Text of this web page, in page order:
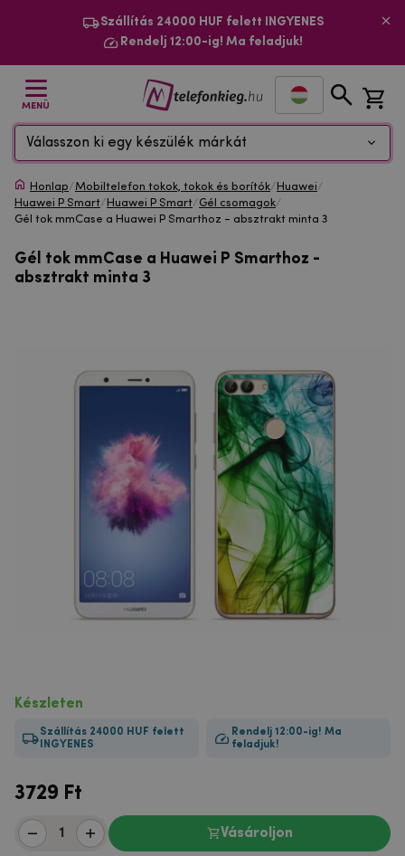
Szállítás 24000 HUF felett INGYENES
Rendelj 12:00-ig! Ma feladjuk!
MENÜ
Válasszon ki egy készülék márkát
Honlap/Mobiltelefon tokok, tokok és borítók/ Huawei/
Huawei P Smart/ Huawei P Smart/Gél csomagok/
Gél tok mmCase a Huawei P Smarthoz - absztrakt minta 3
Gél tok mmCase a Huawei P Smarthoz -
absztrakt minta 3
Készleten
Szállítás 24000 HUF felett
INGYENES
Rendelj 12:00-ig! Ma
feladjuk!
3729 Ft
Vásároljon